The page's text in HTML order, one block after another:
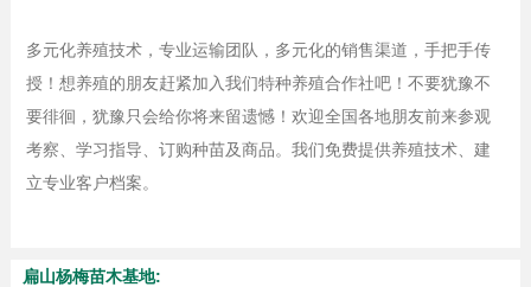
多元化养殖技术，专业运输团队，多元化的销售渠道，手把手传
授！想养殖的朋友赶紧加入我们特种养殖合作社吧！不要犹豫不
要徘徊，犹豫只会给你将来留遗憾！欢迎全国各地朋友前来参观
考察、学习指导、订购种苗及商品。我们免费提供养殖技术、建
立专业客户档案。
扁山杨梅苗木基地: